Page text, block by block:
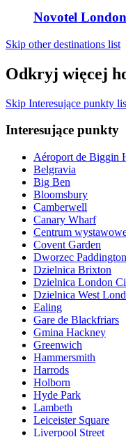
Novotel
Skip other destinations list
Odkryj więcej
Skip Interesujące punkty
Interesujące punkty
Aéroport de Biggin
Belgravia
Big Ben
Bloomsbury
Camberwell
Canary Wharf
Centrum
Covent Garden
Dworzec Paddington
Dzielnica Brixton
Dzielnica London
Dzielnica West
Ealing
Gare de Blackfriars
Gmina Hackney
Greenwich
Hammersmith
Harrods
Holborn
Hyde Park
Lambeth
Leiceister Square
Liverpool Street